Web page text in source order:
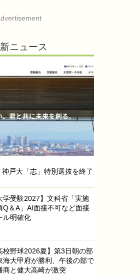
ニュース
神戸大「志」特別選抜を終了
学受験2027】文科省「実施
Q＆A」AI面接不可など面接
ル明確化
校野球2026夏】第3日朝の部
海大甲府が勝利、午後の部で
商と健大高崎が激突